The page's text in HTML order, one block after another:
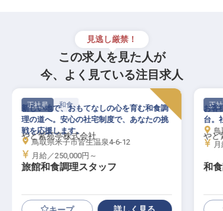
見逃し厳禁！
この求人を見た人が
今、よく見ている注目求人
正社員 和食
やど紫苑亭株式会社
旅館和食調理スタッフ
新しい地で、おもてなしの心を育む和食調
理の道へ。安心の社宅制度で、あなたの挑
戦を応援します。
鳥取県米子市皆生温泉4-6-12
月給／250,000円～
正社
やど
和食
お客
台。
鳥